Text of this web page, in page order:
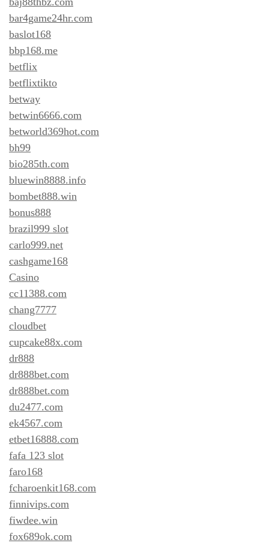
bar4game24hr.com
baslot168
bbp168.me
betflix
betflixtikto
betway
betwin6666.com
betworld369hot.com
bh99
bio285th.com
bluewin8888.info
bombet888.win
bonus888
brazil999 slot
carlo999.net
cashgame168
Casino
cc11388.com
chang7777
cloudbet
cupcake88x.com
dr888
dr888bet.com
dr888bet.com
du2477.com
ek4567.com
etbet16888.com
fafa 123 slot
faro168
fcharoenkit168.com
finnivips.com
fiwdee.win
fox689ok.com